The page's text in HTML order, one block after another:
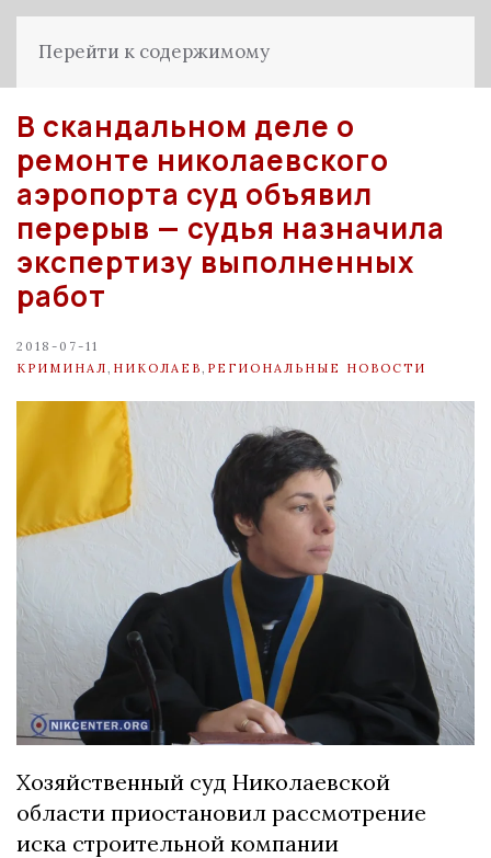
Перейти к содержимому
В скандальном деле о
ремонте николаевского
аэропорта суд объявил
перерыв — судья назначила
экспертизу выполненных
работ
2018-07-11
КРИМИНАЛ НИКОЛАЕВ РЕГИОНАЛЬНЫЕ НОВОСТИ
Хозяйственный суд Николаевской
области приостановил рассмотрение
иска строительной компании